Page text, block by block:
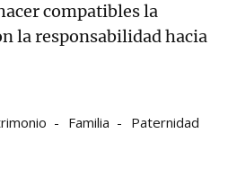
compatibles la
la responsabilidad hacia
Familia Paternidad